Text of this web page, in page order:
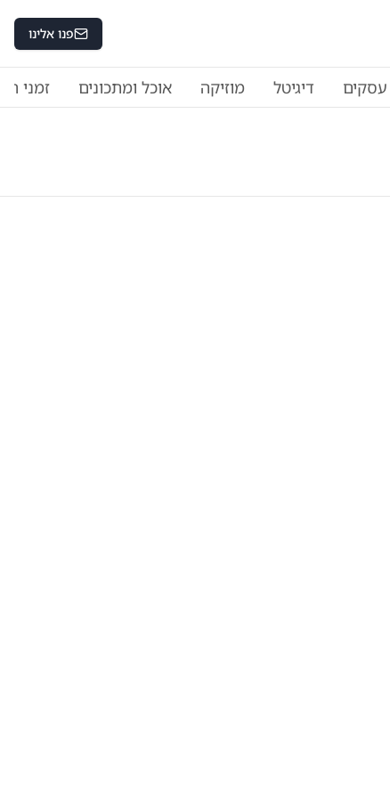
פנו אלינו
עסקים דיגיטל מוזיקה אוכל ומתכונים זמני